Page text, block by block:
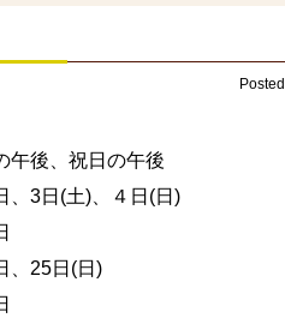
Posted
後、祝日の午後
、3日(土)、４日(日)
、25日(日)